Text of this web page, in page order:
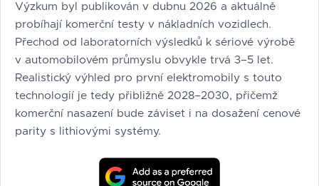
Výzkum byl publikován v dubnu 2026 a aktuálně
probíhají komerční testy v nákladních vozidlech.
Přechod od laboratorních výsledků k sériové výrobě
v automobilovém průmyslu obvykle trvá 3–5 let.
Realistický výhled pro první elektromobily s touto
technologií je tedy přibližně 2028–2030, přičemž
komerční nasazení bude záviset i na dosažení cenové
parity s lithiovými systémy.